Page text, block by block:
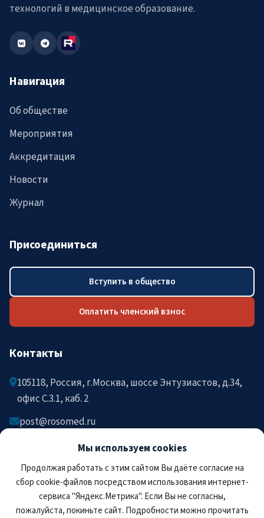
Мы используем cookies
Продолжая работать с этим сайтом Вы даёте согласие на
сбор cookie-файлов посредством использования интернет-
сервиса "Яндекс.Метрика". Если Вы не согласны,
пожалуйста, покиньте сайт. Подробности можно прочитать
технологий в медицинское образование.
Навигация
Об обществе
Мероприятия
Аккредитация
Новости
Журнал
Присоединиться
Вступить в общество
Оплатить членский взнос
Контакты
105118, Россия, г.Москва, шоссе Энтузиастов, д.34,
офис C.3.1, каб. 2
post@rosomed.ru
+7-903-729-09-87
+7-910-880-36-92